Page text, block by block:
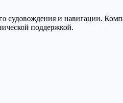
судовождения и навигации.
поддержкой.